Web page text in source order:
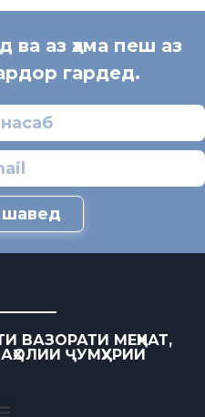
аз ҳама пеш аз
гардед.
ВАЗОРАТИ МЕҲНАТ,
ҶУМҲУРИИ